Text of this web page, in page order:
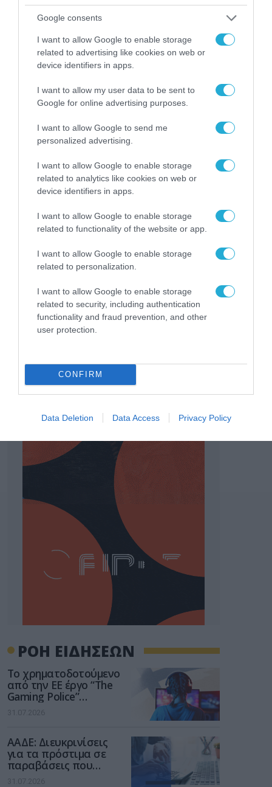
Google consents
I want to allow Google to enable storage
related to advertising like cookies on web or
device identifiers in apps.
I want to allow my user data to be sent to
Google for online advertising purposes.
I want to allow Google to send me
personalized advertising.
I want to allow Google to enable storage
related to analytics like cookies on web or
device identifiers in apps.
I want to allow Google to enable storage
related to functionality of the website or app.
I want to allow Google to enable storage
related to personalization.
I want to allow Google to enable storage
related to security, including authentication
functionality and fraud prevention, and other
user protection.
CONFIRM
Data Deletion Data Access Privacy Policy
ΧΡΗΜΑΤΟΔΟΤΗΣΕΙΣ
Η Αλουμύλ ολοκλήρωσε τη
σύσταση της Building Systems
Innovation Centre Private
Company
08.12.2021
ΡΟΗ ΕΙΔΗΣΕΩΝ
Το χρηματοδοτούμενο
από την ΕΕ έργο “The
Gaming Police”
ενισχύει την ασφάλεια
των παιδιών στο
31.07.2026
ΑΑΔΕ: Διευκρινίσεις
για τα πρόστιμα σε
παραβάσεις που
αφορούν τους ΦΗΜ
31.07.2026